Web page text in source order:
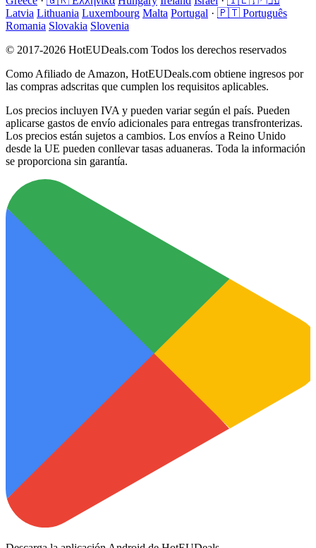
Latvia Lithuania Luxembourg Malta Portugal · 🇵🇹 Português
Romania Slovakia Slovenia
© 2017-2026 HotEUDeals.com Todos los derechos reservados
Como Afiliado de Amazon, HotEUDeals.com obtiene ingresos por
las compras adscritas que cumplen los requisitos aplicables.
Los precios incluyen IVA y pueden variar según el país. Pueden
aplicarse gastos de envío adicionales para entregas transfronterizas.
Los precios están sujetos a cambios. Los envíos a Reino Unido
desde la UE pueden conllevar tasas aduaneras. Toda la información
se proporciona sin garantía.